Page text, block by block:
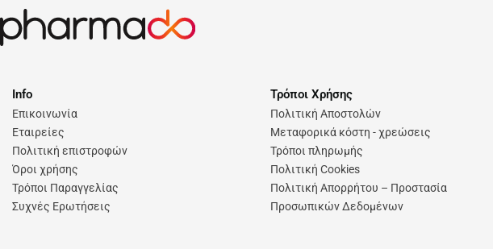
Info
Επικοινωνία
Εταιρείες
Πολιτική επιστροφών
Όροι χρήσης
Τρόποι Παραγγελίας
Συχνές Ερωτήσεις
Τρόποι Χρήσης
Πολιτική Αποστολών
Μεταφορικά κόστη - χρεώσεις
Τρόποι πληρωμής
Πολιτική Cookies
Πολιτική Απορρήτου – Προστασία
Προσωπικών Δεδομένων